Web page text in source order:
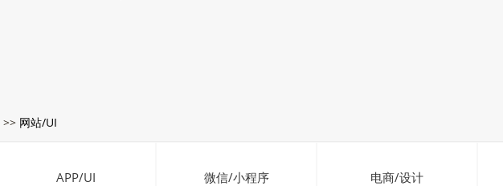
>> 网站/UI
APP/UI 微信/小程序 电商/设计